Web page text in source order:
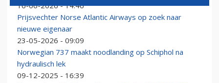
16-06-2026 - 14:46
Prijsvechter Norse Atlantic Airways op zoek naar
nieuwe eigenaar
23-05-2026 - 09:09
Norwegian 737 maakt noodlanding op Schiphol na
hydraulisch lek
09-12-2025 - 16:39